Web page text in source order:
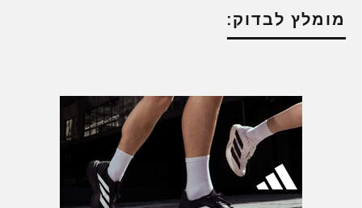
מומלץ לבדוק: